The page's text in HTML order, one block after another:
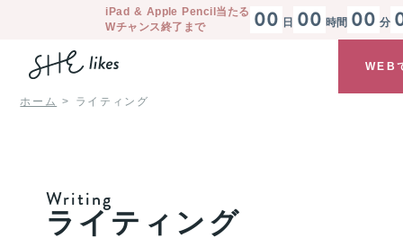
iPad & Apple Pencil 当たる
Wチャンス終了まで
00 日 00 時間 00 分
WEB
ホーム ライティング
Writing
ライティング